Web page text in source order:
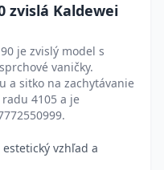
zvislá Kaldewei
je zvislý model s
vaničky.
a sitko na zachytávanie
radu 4105 a je
vzhľad a